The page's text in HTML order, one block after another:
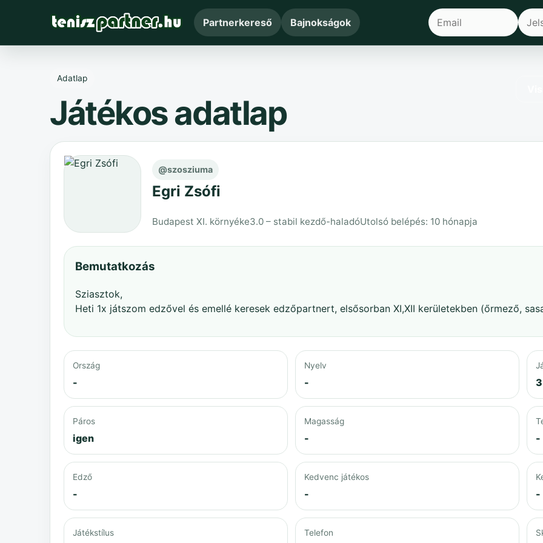
Partnerkereső Bajnokságok
Adatlap
Játékos adatlap
@szosziuma
Egri Zsófi
Budapest XI. környéke3.0 – stabil kezdő-haladóUtolsó belépés: 10 hónapja
Bemutatkozás
Sziasztok,
Heti 1x játszom edzővel és emellé keresek edzőpartnert, elsősorban XI,XII kerületekben (őrmező,
Ország
-
Nyelv
- 3
Páros
igen
Magasság
- -
Edző
-
Kedvenc játékos
- -
Játékstílus Telefon